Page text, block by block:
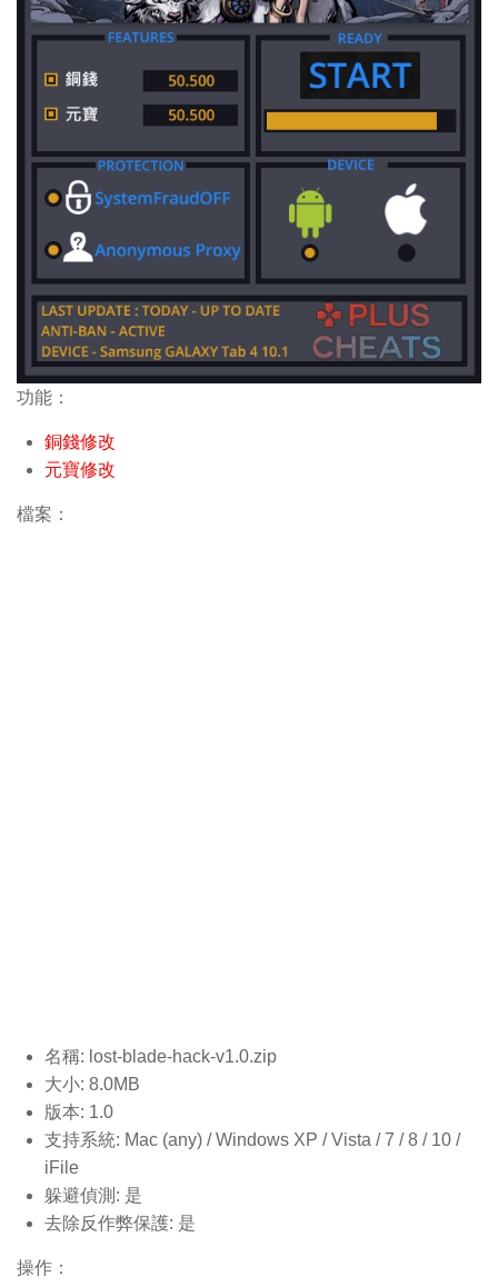
功能：
銅錢修改
元寶修改
檔案：
名稱: lost-blade-hack-v1.0.zip
大小: 8.0MB
版本: 1.0
支持系統: Mac (any) / Windows XP / Vista / 7 / 8 / 10 /
iFile
躲避偵測: 是
去除反作弊保護: 是
操作：